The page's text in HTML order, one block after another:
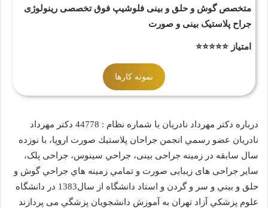
متخصص گوش و حلق و بینی فلوشیپ فوق تخصصی رینولوژی
جراح پلاستیک بینی و صورت
امتیاز ⭐⭐⭐⭐⭐
نمونه کارها
درباره دکتر مهرداد نادریان با شماره نظام : 44778 دکتر مهرداد
نادریان عضو رسمي انجمن جراحان پلاستيك صورت اروپا، با نوزده
سال سابقه در زمینه جراحی بینی، جراحي سينوس، جراحی پلک،
سایر جراحی های زیبایی صورت و تمامي زمينه هاي جراحي گوش و
حلق و بيني و سر و گردن و استاد دانشگاه از سال1383 در دانشگاه
علوم پزشکي آزاد تهران به آموزش دانشجويان پزشگي می پردازند